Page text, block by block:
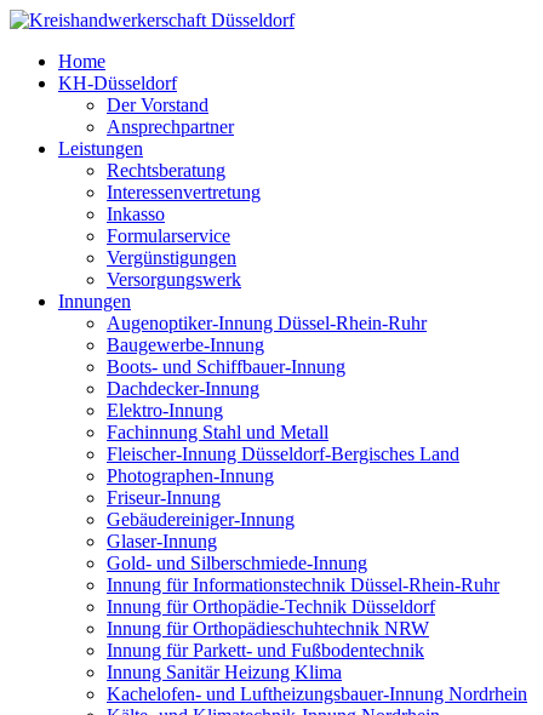
Home
KH-Düsseldorf
Der Vorstand
Ansprechpartner
Leistungen
Rechtsberatung
Interessenvertretung
Inkasso
Formularservice
Vergünstigungen
Versorgungswerk
Innungen
Augenoptiker-Innung Düssel-Rhein-Ruhr
Baugewerbe-Innung
Boots- und Schiffbauer-Innung
Dachdecker-Innung
Elektro-Innung
Fachinnung Stahl und Metall
Fleischer-Innung Düsseldorf-Bergisches Land
Photographen-Innung
Friseur-Innung
Gebäudereiniger-Innung
Glaser-Innung
Gold- und Silberschmiede-Innung
Innung für Informationstechnik Düssel-Rhein-Ruhr
Innung für Orthopädie-Technik Düsseldorf
Innung für Orthopädieschuhtechnik NRW
Innung für Parkett- und Fußbodentechnik
Innung Sanitär Heizung Klima
Kachelofen- und Luftheizungsbauer-Innung Nordrhein